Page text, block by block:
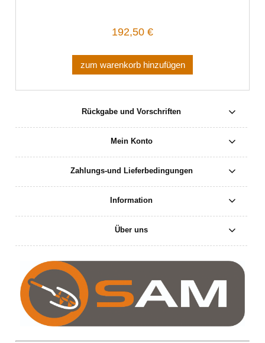
192,50 €
zum warenkorb hinzufügen
Rückgabe und Vorschriften
Mein Konto
Zahlungs-und Lieferbedingungen
Information
Über uns